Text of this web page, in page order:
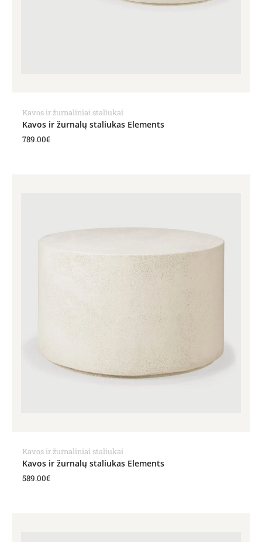
Kavos ir žurnaliniai staliukai
Kavos ir žurnalų staliukas Elements
789.00€
Kavos ir žurnaliniai staliukai
Kavos ir žurnalų staliukas Elements
589.00€